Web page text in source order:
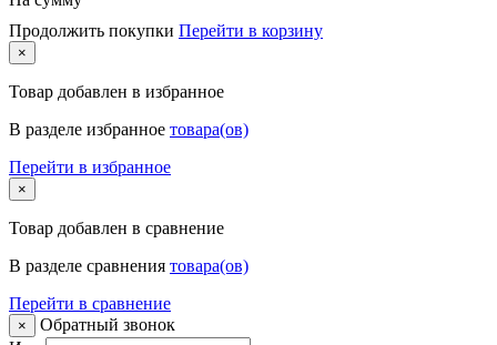
Продолжить покупки Перейти в корзину
×
Товар добавлен в избранное
В разделе избранное товара(ов)
Перейти в избранное
×
Товар добавлен в сравнение
В разделе сравнения товара(ов)
Перейти в сравнение
×
Обратный звонок